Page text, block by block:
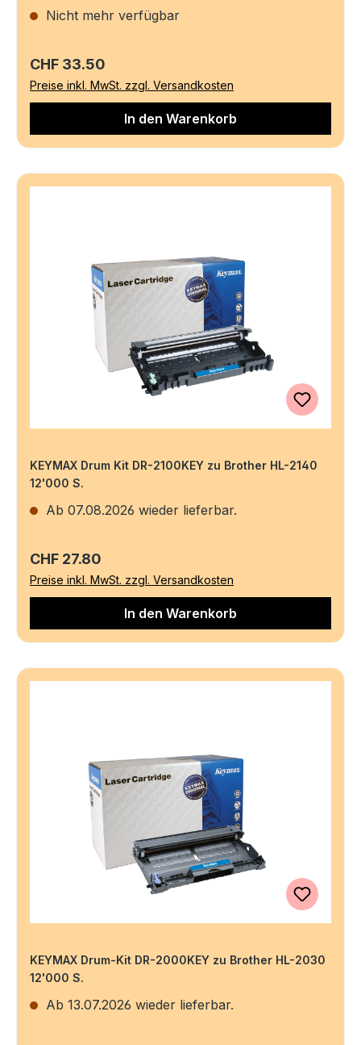
Nicht mehr verfügbar
Regulärer Preis:
CHF 33.50
Preise inkl. MwSt. zzgl. Versandkosten
In den Warenkorb
KEYMAX Drum Kit DR-2100KEY zu Brother HL-2140
12'000 S.
Ab 07.08.2026 wieder lieferbar.
Regulärer Preis:
CHF 27.80
Preise inkl. MwSt. zzgl. Versandkosten
In den Warenkorb
KEYMAX Drum-Kit DR-2000KEY zu Brother HL-2030
12'000 S.
Ab 13.07.2026 wieder lieferbar.